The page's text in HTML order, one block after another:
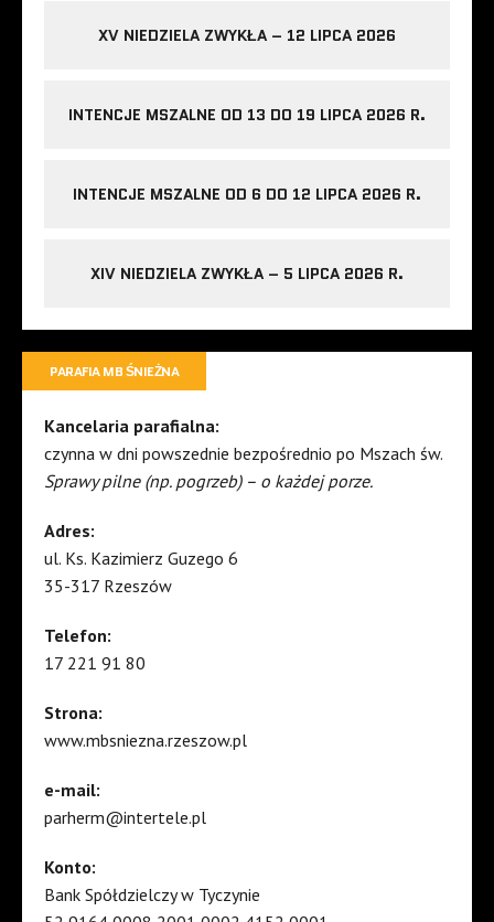
XV NIEDZIELA ZWYKŁA – 12 LIPCA 2026
INTENCJE MSZALNE OD 13 DO 19 LIPCA 2026 R.
INTENCJE MSZALNE OD 6 DO 12 LIPCA 2026 R.
XIV NIEDZIELA ZWYKŁA – 5 LIPCA 2026 R.
PARAFIA MB ŚNIEŻNA
Kancelaria parafialna:
czynna w dni powszednie bezpośrednio po Mszach św.
Sprawy pilne (np. pogrzeb) – o każdej porze.
Adres:
ul. Ks. Kazimierz Guzego 6
35-317 Rzeszów
Telefon:
17 221 91 80
Strona:
www.mbsniezna.rzeszow.pl
e-mail:
parherm@intertele.pl
Konto:
Bank Spółdzielczy w Tyczynie